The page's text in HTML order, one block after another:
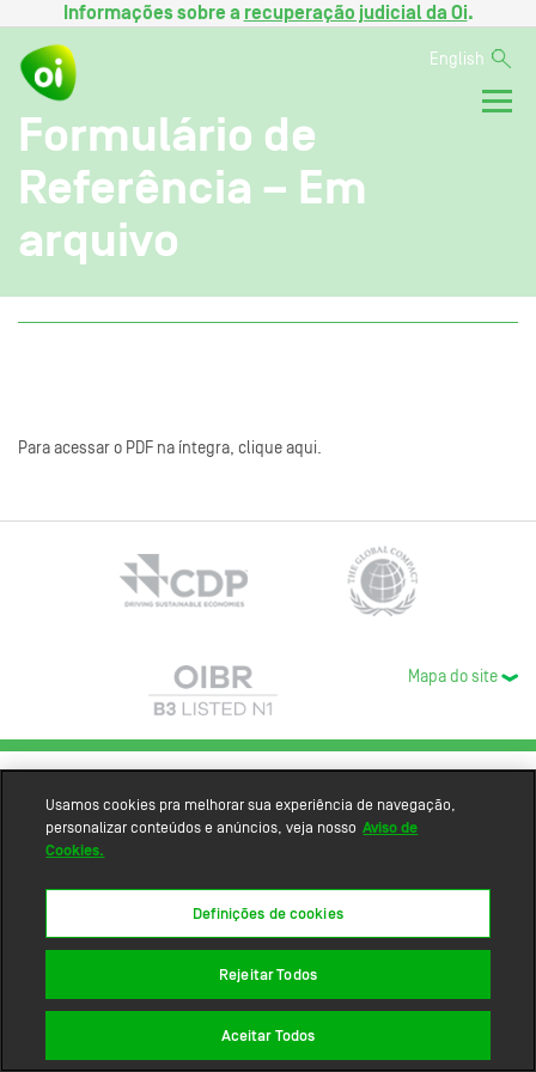
Informações sobre a recuperação judicial da Oi.
English
Formulário de
Referência – Em
arquivo
Para acessar o PDF na íntegra, clique aqui.
Mapa do site
Usamos cookies pra melhorar sua experiência de navegação,
personalizar conteúdos e anúncios, veja nosso Aviso de
Cookies.
Definições de cookies
Rejeitar Todos
Aceitar Todos